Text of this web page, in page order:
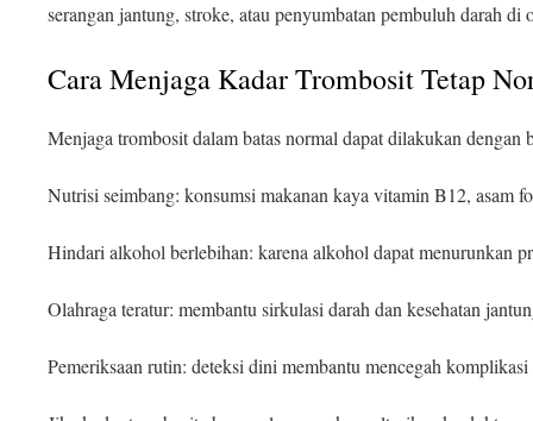
serangan jantung, stroke, atau penyumbatan pembuluh darah di
Cara Menjaga Kadar Trombosit Tetap
Menjaga trombosit dalam batas normal dapat dilakukan dengan
Nutrisi seimbang: konsumsi makanan kaya vitamin B12, asam
Hindari alkohol berlebihan: karena alkohol dapat menurunkan
Olahraga teratur: membantu sirkulasi darah dan kesehatan
Pemeriksaan rutin: deteksi dini membantu mencegah komplikasi